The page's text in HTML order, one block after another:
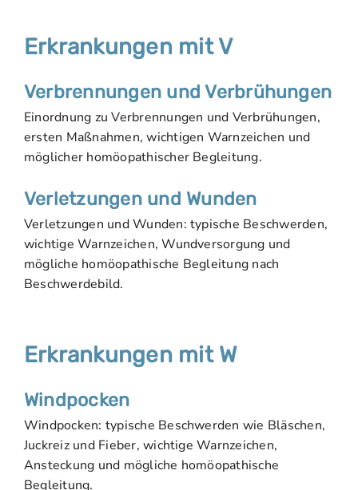
Erkrankungen mit V
Verbrennungen und Verbrühungen
Einordnung zu Verbrennungen und Verbrühungen,
ersten Maßnahmen, wichtigen Warnzeichen und
möglicher homöopathischer Begleitung.
Verletzungen und Wunden
Verletzungen und Wunden: typische Beschwerden,
wichtige Warnzeichen, Wundversorgung und
mögliche homöopathische Begleitung nach
Beschwerdebild.
Erkrankungen mit W
Windpocken
Windpocken: typische Beschwerden wie Bläschen,
Juckreiz und Fieber, wichtige Warnzeichen,
Ansteckung und mögliche homöopathische
Begleitung.